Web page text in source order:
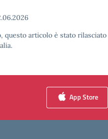
questo articolo è stato
App Store